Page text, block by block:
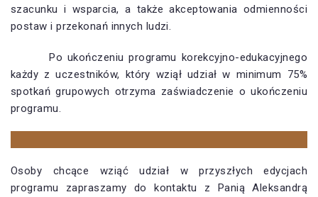
szacunku i wsparcia, a także akceptowania odmienności
postaw i przekonań innych ludzi.
Po ukończeniu programu korekcyjno-edukacyjnego
każdy z uczestników, który wziął udział w minimum 75%
spotkań grupowych otrzyma zaświadczenie o ukończeniu
programu.
Osoby chcące wziąć udział w przyszłych edycjach
programu zapraszamy do kontaktu z Panią Aleksandrą